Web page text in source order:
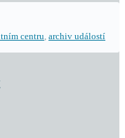
centru, archiv událostí